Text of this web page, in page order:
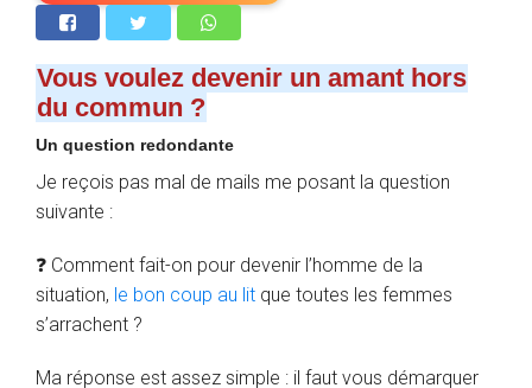
Vous voulez devenir un amant hors
du commun ?
Un question redondante
Je reçois pas mal de mails me posant la question
suivante :
❓ Comment fait-on pour devenir l’homme de la
situation, le bon coup au lit que toutes les femmes
s’arrachent ?
Ma réponse est assez simple : il faut vous démarquer